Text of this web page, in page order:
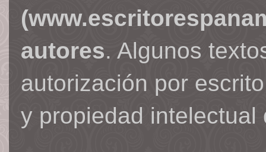
autores. Algunos
autorización por
y propiedad intelectual